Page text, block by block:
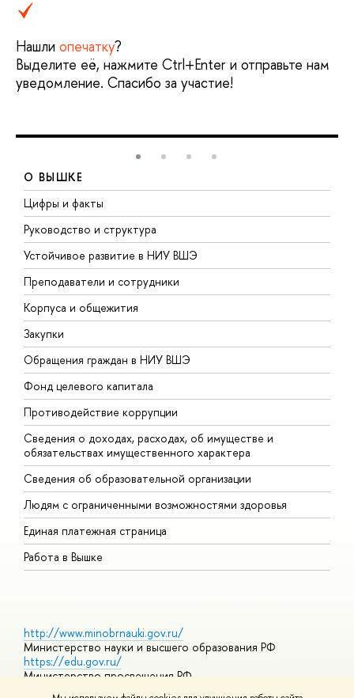
Нашли опечатку?
Выделите её, нажмите Ctrl+Enter и отправьте нам
уведомление. Спасибо за участие!
О ВЫШКЕ
Цифры и факты
Руководство и структура
Устойчивое развитие в НИУ ВШЭ
Преподаватели и сотрудники
Корпуса и общежития
Закупки
Обращения граждан в НИУ ВШЭ
Фонд целевого капитала
Противодействие коррупции
Сведения о доходах, расходах, об имуществе и
обязательствах имущественного характера
Сведения об образовательной организации
Людям с ограниченными возможностями здоровья
Единая платежная страница
Работа в Вышке
http://www.minobrnauki.gov.ru/
Министерство науки и высшего образования РФ
https://edu.gov.ru/
Министерство просвещения РФ